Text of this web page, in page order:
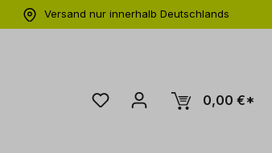
Versand nur innerhalb Deutschlands
0,00 €*